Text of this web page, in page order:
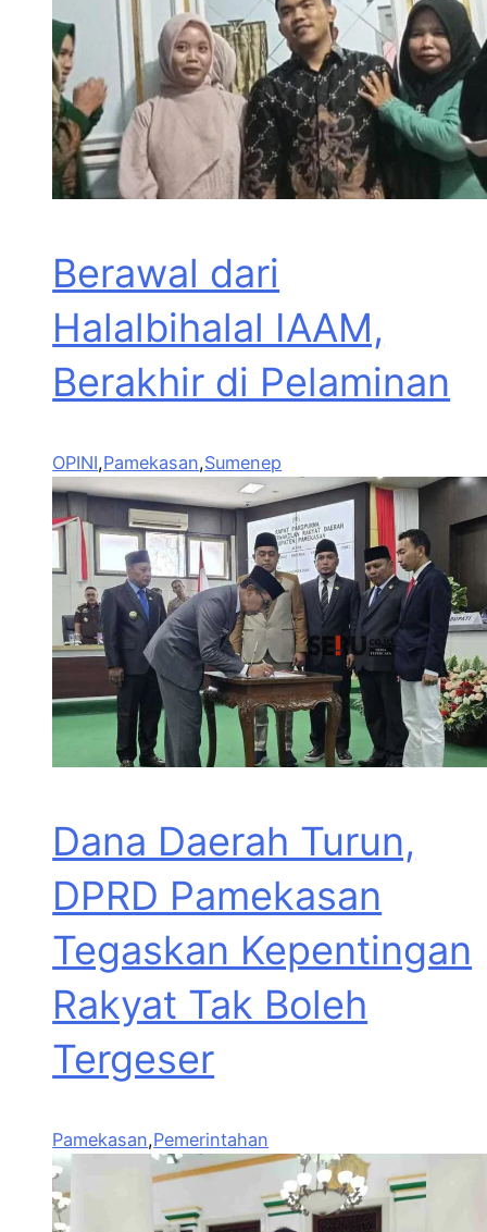
Berawal dari
Halalbihalal IAAM,
Berakhir di Pelaminan
OPINI,Pamekasan,Sumenep
Dana Daerah Turun,
DPRD Pamekasan
Tegaskan Kepentingan
Rakyat Tak Boleh
Tergeser
Pamekasan,Pemerintahan